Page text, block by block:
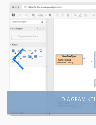
DIAGRAM